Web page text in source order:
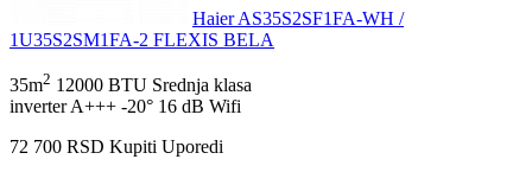
Haier AS35S2SF1FA-WH /
1U35S2SM1FA-2 FLEXIS BELA
35m2 12000 BTU Srednja klasa
inverter A+++ -20° 16 dB Wifi
72 700 RSD Kupiti Uporedi